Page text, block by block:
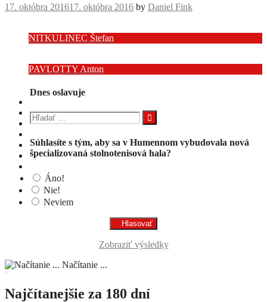
17. októbra 201617. októbra 2016 by Daniel Fink
NITKULINEC Štefan
PAVLOTTY Anton
Navigácia
príspevku
Dnes oslavuje
Hľadať:
Súhlasíte s tým, aby sa v Humennom vybudovala nová
špecializovaná stolnotenisová hala?
Áno!
Nie!
Neviem
Zobraziť výsledky
Načítanie ...
Najčítanejšie za 180 dní